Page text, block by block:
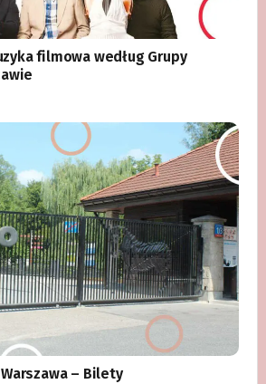
filmowa według Grupy
– Bilety